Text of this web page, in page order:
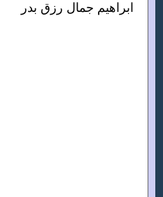
ابراهيم جمال رزق بدر